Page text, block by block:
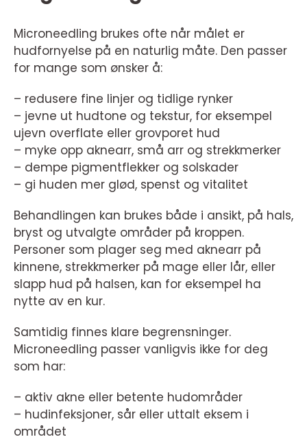
Microneedling brukes ofte når målet er
hudfornyelse på en naturlig måte. Den passer
for mange som ønsker å:
– redusere fine linjer og tidlige rynker
– jevne ut hudtone og tekstur, for eksempel
ujevn overflate eller grovporet hud
– myke opp aknearr, små arr og strekkmerker
– dempe pigmentflekker og solskader
– gi huden mer glød, spenst og vitalitet
Behandlingen kan brukes både i ansikt, på hals,
bryst og utvalgte områder på kroppen.
Personer som plager seg med aknearr på
kinnene, strekkmerker på mage eller lår, eller
slapp hud på halsen, kan for eksempel ha
nytte av en kur.
Samtidig finnes klare begrensninger.
Microneedling passer vanligvis ikke for deg
som har:
– aktiv akne eller betente hudområder
– hudinfeksjoner, sår eller uttalt eksem i
området